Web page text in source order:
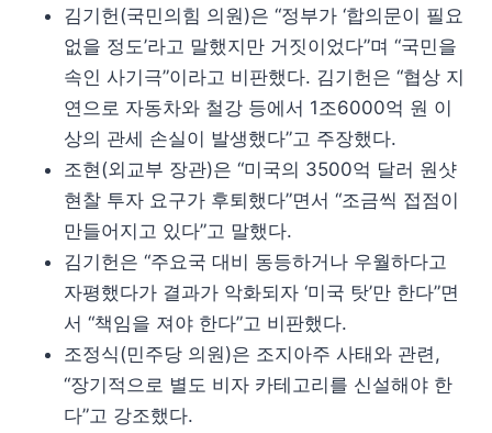
김기헌(국민의힘 의원)은 “정부가 ‘합의문이 필요
없을 정도’라고 말했지만 거짓이었다”며 “국민을
속인 사기극”이라고 비판했다. 김기헌은 “협상 지
연으로 자동차와 철강 등에서 1조6000억 원 이
상의 관세 손실이 발생했다”고 주장했다.
조현(외교부 장관)은 “미국의 3500억 달러 원샷
현찰 투자 요구가 후퇴했다”면서 “조금씩 접점이
만들어지고 있다”고 말했다.
김기헌은 “주요국 대비 동등하거나 우월하다고
자평했다가 결과가 악화되자 ‘미국 탓’만 한다”면
서 “책임을 져야 한다”고 비판했다.
조정식(민주당 의원)은 조지아주 사태와 관련,
“장기적으로 별도 비자 카테고리를 신설해야 한
다”고 강조했다.